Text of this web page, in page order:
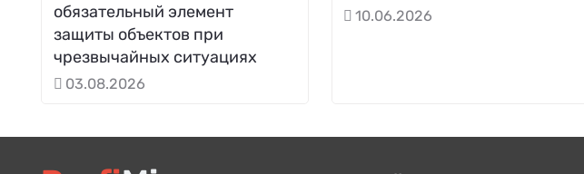
обязательный элемент
защиты объектов при
чрезвычайных ситуациях
03.08.2026
10.06.2026